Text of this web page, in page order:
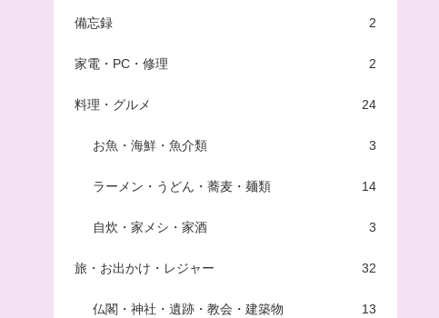
備忘録 2
家電・PC・修理 2
料理・グルメ 24
お魚・海鮮・魚介類 3
ラーメン・うどん・蕎麦・麺類 14
自炊・家メシ・家酒 3
旅・お出かけ・レジャー 32
仏閣・神社・遺跡・教会・建築物 13